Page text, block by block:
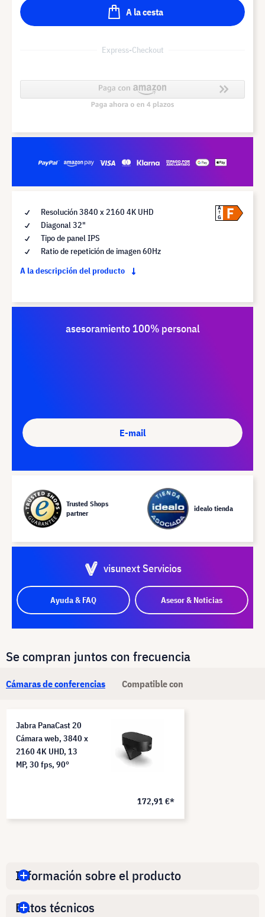
A la cesta
Express-Checkout
Resolución 3840 x 2160 4K UHD
Diagonal 32"
Tipo de panel IPS
Ratio de repetición de imagen 60Hz
A la descripción del producto
A
G
F
asesoramiento 100% personal
E-mail
Trusted Shops
partner
idealo tienda
visunext Servicios
Ayuda & FAQ Asesor & Noticias
Se compran juntos con frecuencia
Cámaras de conferencias Compatible con
Jabra PanaCast 20
Cámara web, 3840 x
2160 4K UHD, 13
MP, 30 fps, 90°
172,91 €*
Información sobre el producto
Datos técnicos